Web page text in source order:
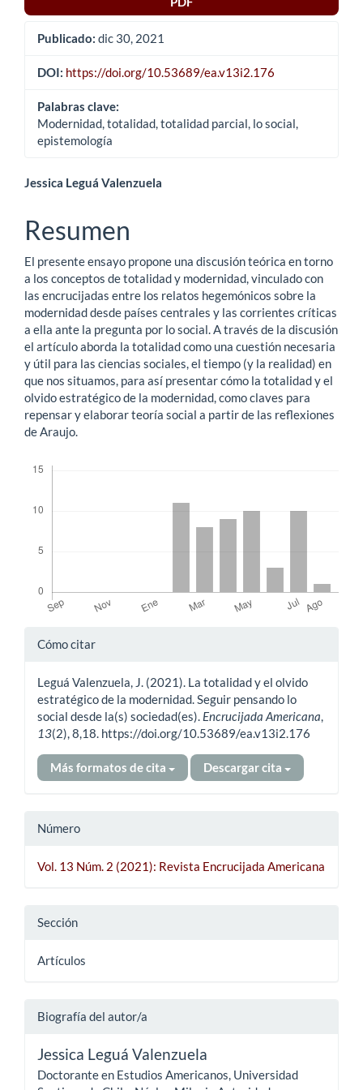
Publicado: dic 30, 2021
DOI: https://doi.org/10.53689/ea.v13i2.176
Palabras clave:
Modernidad, totalidad, totalidad parcial, lo social,
epistemología
Contenido
principal
del
artículo
Jessica Leguá Valenzuela
Resumen
El presente ensayo propone una discusión teórica en torno
a los conceptos de totalidad y modernidad, vinculado con
las encrucijadas entre los relatos hegemónicos sobre la
modernidad desde países centrales y las corrientes críticas
a ella ante la pregunta por lo social. A través de la discusión
el artículo aborda la totalidad como una cuestión necesaria
y útil para las ciencias sociales, el tiempo (y la realidad) en
que nos situamos, para así presentar cómo la totalidad y el
olvido estratégico de la modernidad, como claves para
repensar y elaborar teoría social a partir de las reflexiones
de Araujo.
Detalles
artículo
Cómo citar
Leguá Valenzuela, J. (2021). La totalidad y el olvido
estratégico de la modernidad. Seguir pensando lo
social desde la(s) sociedad(es). Encrucijada Americana,
13(2), 8,18. https://doi.org/10.53689/ea.v13i2.176
Más formatos de cita Descargar cita
Número
Vol. 13 Núm. 2 (2021): Revista Encrucijada Americana
Sección
Artículos
Biografía del autor/a
Jessica Leguá Valenzuela
Doctorante en Estudios Americanos, Universidad